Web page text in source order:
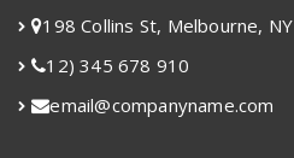
198 Collins St, Melbourne, NY
12) 345 678 910
email@companyname.com